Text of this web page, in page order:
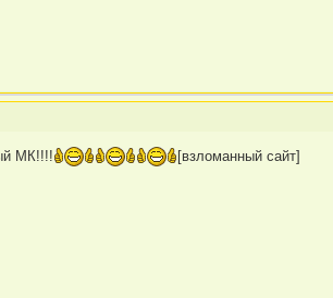
МК!!!! [взломанный сайт]